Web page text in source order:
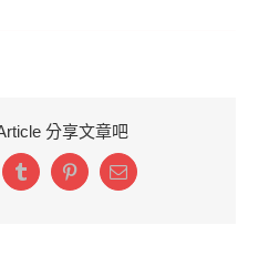
分享文章吧
TumblrPinterestEmail: